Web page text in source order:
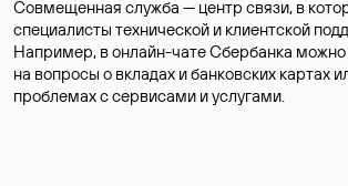
Совмещенная служба — центр связи, в
специалисты технической и клиентской
Например, в онлайн-чате ‎Сбербанка можно
на вопросы о вкладах и банковских картах
проблемах с сервисами и услугами.